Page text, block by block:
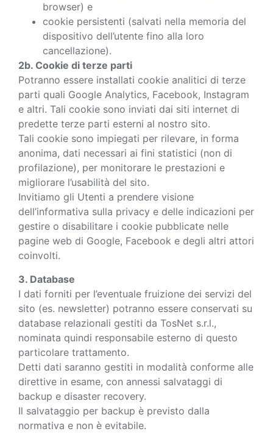
browser) e
cookie persistenti (salvati nella memoria del
dispositivo dell’utente fino alla loro
cancellazione).
2b. Cookie di terze parti
Potranno essere installati cookie analitici di terze
parti quali Google Analytics, Facebook, Instagram
e altri. Tali cookie sono inviati dai siti internet di
predette terze parti esterni al nostro sito.
Tali cookie sono impiegati per rilevare, in forma
anonima, dati necessari ai fini statistici (non di
profilazione), per monitorare le prestazioni e
migliorare l’usabilità del sito.
Invitiamo gli Utenti a prendere visione
dell’informativa sulla privacy e delle indicazioni per
gestire o disabilitare i cookie pubblicate nelle
pagine web di Google, Facebook e degli altri attori
coinvolti.
3. Database
I dati forniti per l’eventuale fruizione dei servizi del
sito (es. newsletter) potranno essere conservati su
database relazionali gestiti da TosNet s.r.l.,
nominata quindi responsabile esterno di questo
particolare trattamento.
Detti dati saranno gestiti in modalità conforme alle
direttive in esame, con annessi salvataggi di
backup e disaster recovery.
Il salvataggio per backup è previsto dalla
normativa e non è evitabile.